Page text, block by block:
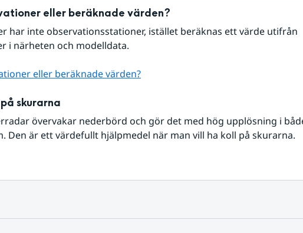
eller beräknade värden?
har inte observationsstationer, istället beräknas ett värde utifrån
i närheten och modelldata.
eller beräknade värden?
skurarna
övervakar nederbörd och gör det med hög upplösning i
Den är ett värdefullt hjälpmedel när man vill ha koll på skurarna.